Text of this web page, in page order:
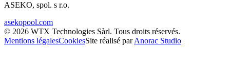
ASEKO, spol. s r.o.
asekopool.com
© 2026 WTX Technologies Sàrl. Tous droits réservés.
Mentions légalesCookiesSite réalisé par Anorac Studio